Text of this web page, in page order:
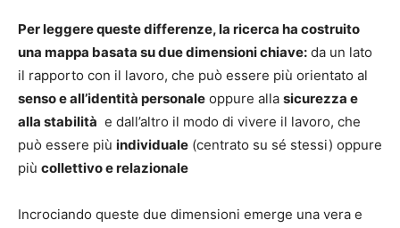
Per leggere queste differenze, la ricerca ha costruito
una mappa basata su due dimensioni chiave: da un lato
il rapporto con il lavoro, che può essere più orientato al
senso e all’identità personale oppure alla sicurezza e
alla stabilità e dall’altro il modo di vivere il lavoro, che
può essere più individuale (centrato su sé stessi) oppure
più collettivo e relazionale
Incrociando queste due dimensioni emerge una vera e